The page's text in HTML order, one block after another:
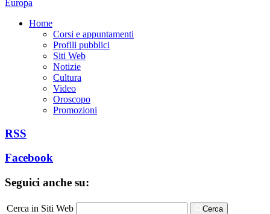
Home
Corsi e appuntamenti
Profili pubblici
Siti Web
Notizie
Cultura
Video
Oroscopo
Promozioni
RSS
Facebook
Seguici anche su:
Cerca in Siti Web Cerca